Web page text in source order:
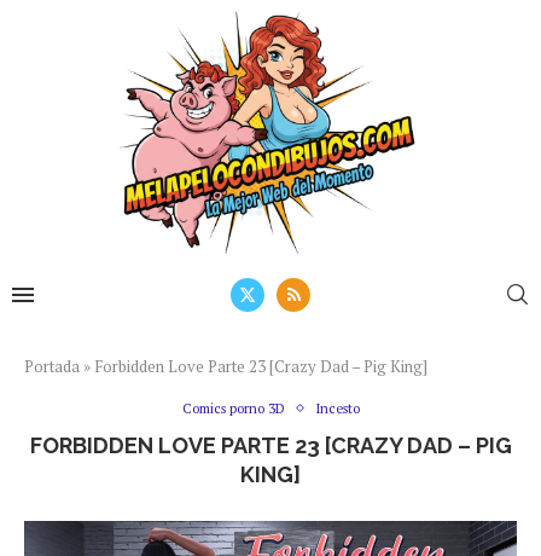
Portada » Forbidden Love Parte 23 [Crazy Dad – Pig King]
Comics porno 3D Incesto
FORBIDDEN LOVE PARTE 23 [CRAZY DAD – PIG
KING]